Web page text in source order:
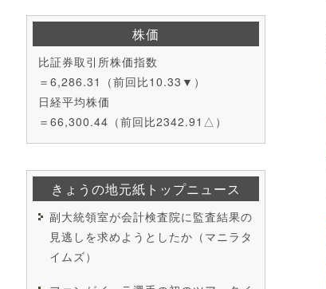
株価
比証券取引所株価指数
＝6,286.31（前回比10.33▼）
日経平均株価
＝66,300.44（前回比2342.91△）
きょうの地元紙トップニュース
副大統領室が会計検査院に監査結果の
見逃しを求めようとしたか（マニラタ
イムズ）